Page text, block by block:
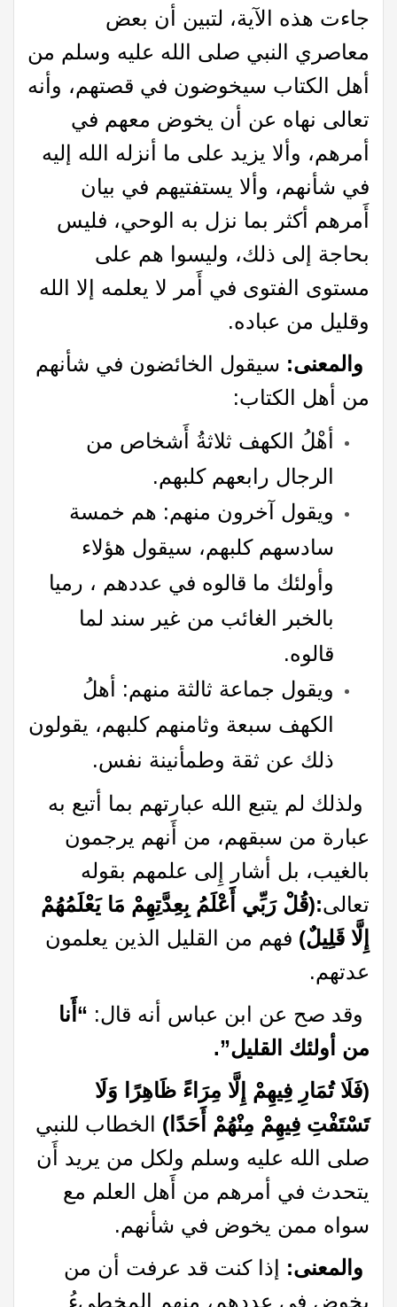
جاءت هذه الآية، لتبين أن بعض
معاصري النبي صلى الله عليه وسلم من
أهل الكتاب سيخوضون في قصتهم، وأنه
تعالى نهاه عن أن يخوض معهم في
أمرهم، وألا يزيد على ما أنزله الله إليه
في شأنهم، وألا يستفتيهم في بيان
أَمرهم أكثر بما نزل به الوحي، فليس
بحاجة إلى ذلك، وليسوا هم على
مستوى الفتوى في أَمر لا يعلمه إلا الله
وقليل من عباده.
والمعنى: سيقول الخائضون في شأنهم
من أهل الكتاب:
أهْلُ الكهف ثلاثةُ أَشخاص من
الرجال رابعهم كلبهم.
ويقول آخرون منهم: هم خمسة
سادسهم كلبهم، سيقول هؤلاء
وأولئك ما قالوه في عددهم ، رميا
بالخبر الغائب من غير سند لما
قالوه.
ويقول جماعة ثالثة منهم: أهلُ
الكهف سبعة وثامنهم كلبهم، يقولون
ذلك عن ثقة وطمأنينة نفس.
ولذلك لم يتبع الله عبارتهم بما أتبع به
عبارة من سبقهم، من أَنهم يرجمون
بالغيب، بل أشار إِلى علمهم بقوله
تعالى:(قُلْ رَبِّي أَعْلَمُ بِعِدَّتِهِمْ مَا يَعْلَمُهُمْ
إِلَّا قَلِيلٌ) فهم من القليل الذين يعلمون
عدتهم.
وقد صح عن ابن عباس أنه قال: “أَنا
من أولئك القليل”.
(فَلَا تُمَارِ فِيهِمْ إِلَّا مِرَاءً ظَاهِرًا وَلَا
تَسْتَفْتِ فِيهِمْ مِنْهُمْ أَحَدًا) الخطاب للنبي
صلى الله عليه وسلم ولكل من يريد أَن
يتحدث في أمرهم من أَهل العلم مع
سواه ممن يخوض في شأنهم.
والمعنى: إذا كنت قد عرفت أن من
يخوض في عددهم، منهم المخطىءُ